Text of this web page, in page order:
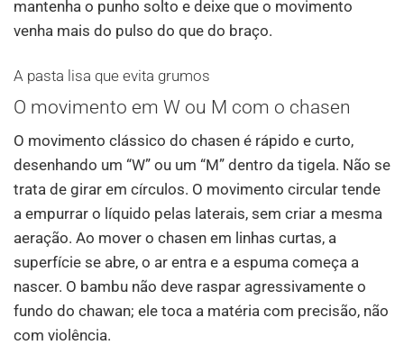
mantenha o punho solto e deixe que o movimento
venha mais do pulso do que do braço.
A pasta lisa que evita grumos
O movimento em W ou M com o chasen
O movimento clássico do chasen é rápido e curto,
desenhando um “W” ou um “M” dentro da tigela. Não se
trata de girar em círculos. O movimento circular tende
a empurrar o líquido pelas laterais, sem criar a mesma
aeração. Ao mover o chasen em linhas curtas, a
superfície se abre, o ar entra e a espuma começa a
nascer. O bambu não deve raspar agressivamente o
fundo do chawan; ele toca a matéria com precisão, não
com violência.